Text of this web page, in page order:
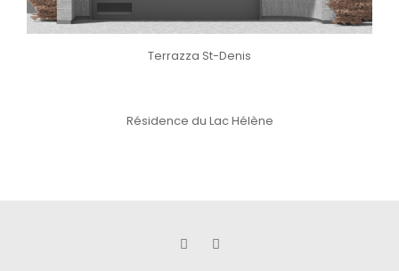
Terrazza St-Denis
Résidence du Lac Hélène